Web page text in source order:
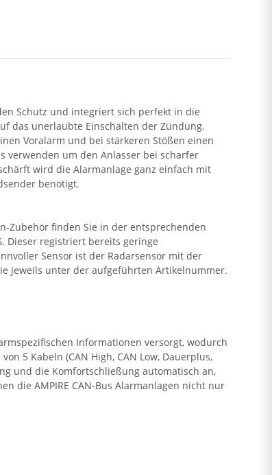
Schutz und integriert sich perfekt in die
das unerlaubte Einschalten der Zündung.
Voralarm und bei stärkeren Stößen einen
verwenden um den Anlasser bei scharfer
wird die Alarmanlage ganz einfach mit
benötigt.
Zubehör finden Sie in der entsprechenden
Dieser registriert bereits geringe
Sensor ist der Radarsensor mit der
jeweils unter der aufgeführten Artikelnummer.
Informationen versorgt, wodurch
5 Kabeln (CAN High, CAN Low, Dauerplus,
und die Komfortschließung automatisch an,
die AMPIRE CAN-Bus Alarmanlagen nicht nur